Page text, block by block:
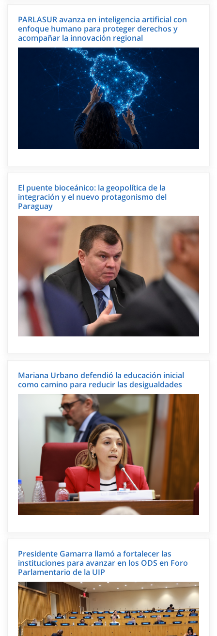
PARLASUR avanza en inteligencia artificial con
enfoque humano para proteger derechos y
acompañar la innovación regional
El puente bioceánico: la geopolítica de la
integración y el nuevo protagonismo del
Paraguay
Mariana Urbano defendió la educación inicial
como camino para reducir las desigualdades
Presidente Gamarra llamó a fortalecer las
instituciones para avanzar en los ODS en Foro
Parlamentario de la UIP